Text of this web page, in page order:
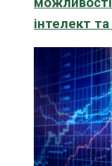
інтелект